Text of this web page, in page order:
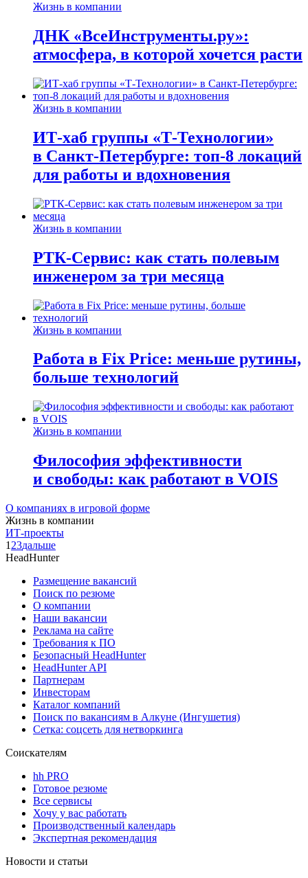
Жизнь в компании
ДНК «ВсеИнструменты.ру»:
атмосфера, в которой хочется расти
Жизнь в компании
ИТ-хаб группы «Т-Технологии»
в Санкт-Петербурге: топ-8 локаций
для работы и вдохновения
Жизнь в компании
РТК-Сервис: как стать полевым
инженером за три месяца
Жизнь в компании
Работа в Fix Price: меньше рутины,
больше технологий
Жизнь в компании
Философия эффективности
и свободы: как работают в VOIS
О компаниях в игровой форме
Жизнь в компании
ИТ-проекты
1 23дальше
HeadHunter
Размещение вакансий
Поиск по резюме
О компании
Наши вакансии
Реклама на сайте
Требования к ПО
Безопасный HeadHunter
HeadHunter API
Партнерам
Инвесторам
Каталог компаний
Поиск по вакансиям в Алкуне (Ингушетия)
Сетка: соцсеть для нетворкинга
Соискателям
hh PRO
Готовое резюме
Все сервисы
Хочу у вас работать
Производственный календарь
Экспертная рекомендация
Новости и статьи